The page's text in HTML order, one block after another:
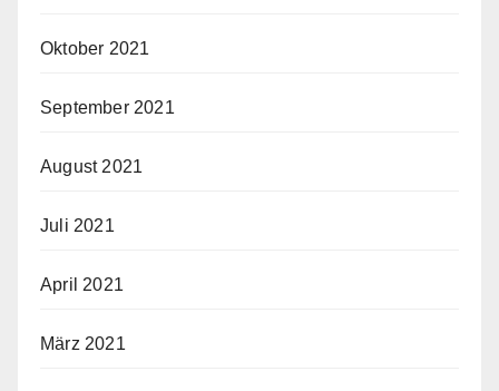
Oktober 2021
September 2021
August 2021
Juli 2021
April 2021
März 2021